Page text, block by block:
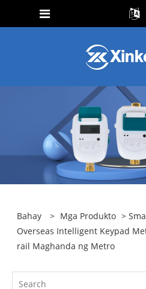
Bahay > Mga Produkto >
Overseas Intelligent Keypad
rail Maghanda ng Metro